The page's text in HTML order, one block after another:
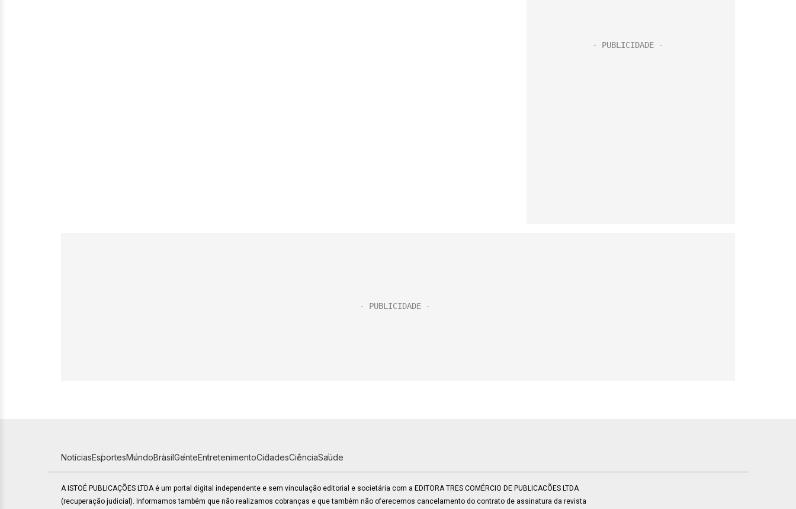
NotíciasEsportesMundoBrasilGenteEntretenimentoCidadesCiênciaSaúde
A ISTOÉ PUBLICAÇÕES LTDA é um portal digital independente e sem vinculação editorial e societária com a EDITORA TRES COMÉRCIO DE PUBLICACÕES LTDA
(recuperação judicial). Informamos também que não realizamos cobranças e que também não oferecemos cancelamento do contrato de assinatura da revista